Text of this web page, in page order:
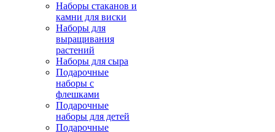
Наборы стаканов и
камни для виски
Наборы для
выращивания
растений
Наборы для сыра
Подарочные
наборы с
флешками
Подарочные
наборы для детей
Подарочные